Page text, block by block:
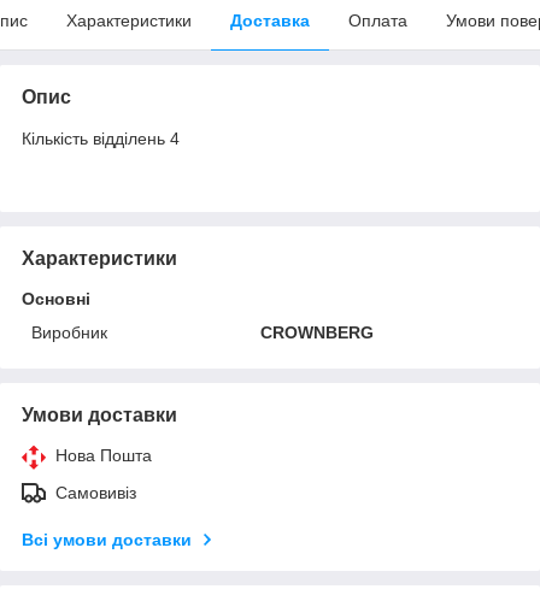
Характеристики Доставка Оплата Умови
Опис
Кількість відділень 4
Характеристики
Основні
Виробник
CROWNBERG
Умови доставки
Нова Пошта
Самовивіз
Всі умови доставки